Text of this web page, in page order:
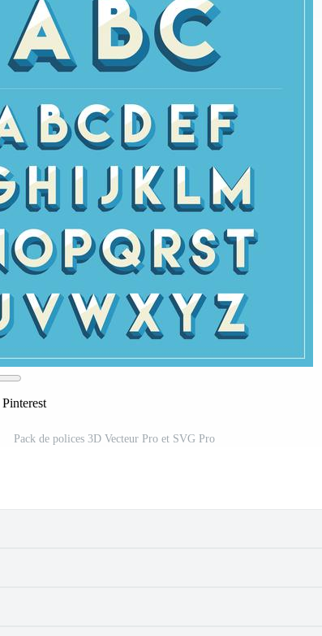
Pack de polices 3D Vecteur Pro et SVG Pro